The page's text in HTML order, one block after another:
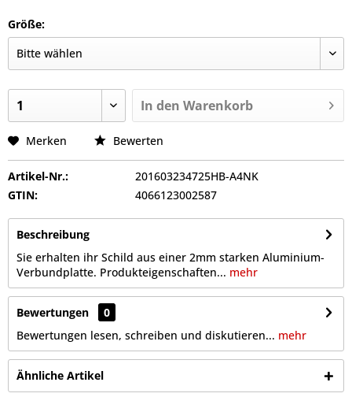
Größe:
In den Warenkorb
Merken Bewerten
Artikel-Nr.:
201603234725HB-A4NK
GTIN:
4066123002587
Beschreibung
Sie erhalten ihr Schild aus einer 2mm starken Aluminium-
Verbundplatte. Produkteigenschaften... mehr
Bewertungen
0
Bewertungen lesen, schreiben und diskutieren... mehr
Ähnliche Artikel